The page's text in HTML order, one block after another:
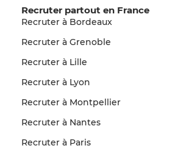
Recruter partout en France
Recruter à Bordeaux
Recruter à Grenoble
Recruter à Lille
Recruter à Lyon
Recruter à Montpellier
Recruter à Nantes
Recruter à Paris